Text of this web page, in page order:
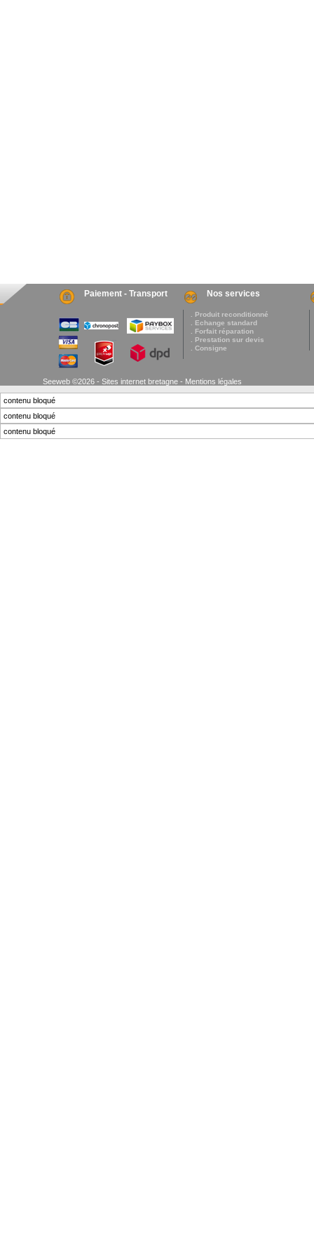
Paiement - Transport Nos services
. Produit reconditionné
. Echange standard
. Forfait réparation
. Prestation sur devis
. Consigne
Seeweb ©2026 - Sites internet bretagne - Mentions légales
contenu bloqué
contenu bloqué
contenu bloqué